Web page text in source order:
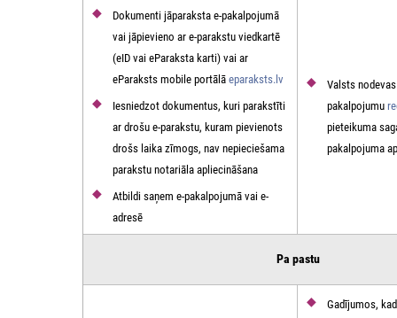
Dokumenti jāparaksta e-pakalpojumā
vai jāpievieno ar e-parakstu viedkartē
(eID vai eParaksta karti) vai ar
eParaksts mobile portālā eparaksts.lv
Iesniedzot dokumentus, kuri parakstīti
ar drošu e-parakstu, kuram pievienots
drošs laika zīmogs, nav nepieciešama
parakstu notariāla apliecināšana
Atbildi saņem e-pakalpojumā vai e-
adresē
Valsts
pakalpojumu
pieteikuma
pakalpojuma
Pa pastu
Gadījumos,